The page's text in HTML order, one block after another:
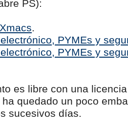
PS):
.
PYMEs y
PYMEs y
es libre con una
quedado un poco
sucesivos días.